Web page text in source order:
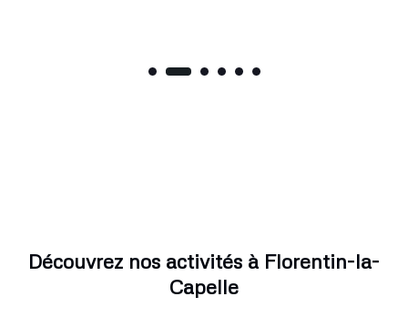
Découvrez nos activités à Florentin-la-
Capelle